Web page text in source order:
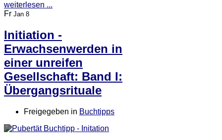
weiterlesen ...
Fr Jan 8
Initiation -
Erwachsenwerden in
einer unreifen
Gesellschaft: Band I:
Übergangsrituale
Freigegeben in Buchtipps